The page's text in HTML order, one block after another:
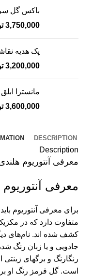
باکس گل
3,750,000
پک هدیه
3,200,000
مانسترا ابلق
3,600,000
DESCRIPTION
Description
معرفی آنتوریوم
معرفی آنتوریوم
متفاوت دارد که در
کشف شده اند. نام‌های
جادویی و یا زبان رنگ
رنگارنگ و برگهای
است. گل قرمز رنگ او